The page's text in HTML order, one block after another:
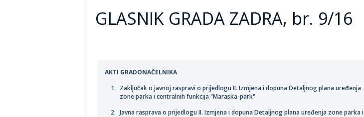
GLASNIK GRADA ZADRA, br. 9/16
AKTI GRADONAČELNIKA
Zaključak o javnoj raspravi o prijedlogu II. Izmjena i dopuna Detaljnog plana uređenja
zone parka i centralnih funkcija "Maraska-park"
Javna rasprava o prijedlogu II. Izmjena i dopuna Detaljnog plana uređenja zone parka i